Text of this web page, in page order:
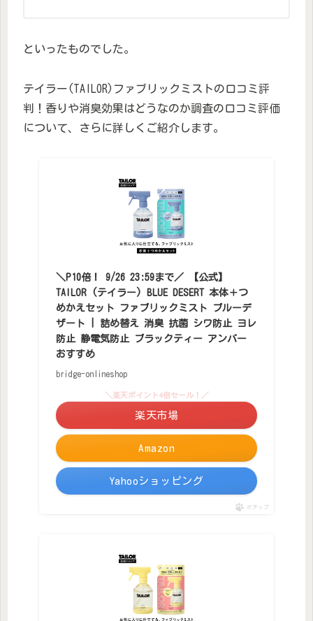
といったものでした。
テイラー(TAILOR)ファブリックミストの口コミ評
判！香りや消臭効果はどうなのか調査の口コミ評価
について、さらに詳しくご紹介します。
＼P10倍！ 9/26 23:59まで／ 【公式】
TAILOR (テイラー) BLUE DESERT 本体＋つ
めかえセット ファブリックミスト ブルーデ
ザート | 詰め替え 消臭 抗菌 シワ防止 ヨレ
防止 静電気防止 ブラックティー アンバー
おすすめ
bridge-onlineshop
Amazon
＼楽天ポイント4倍セール！／
楽天市場
Yahooショッピング
ポチップ